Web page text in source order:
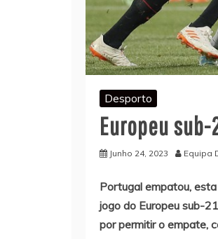
Desporto
Europeu
Junho 24, 2023 Equipa
Portugal empatou,
jogo do Europeu sub-
por permitir o empate,